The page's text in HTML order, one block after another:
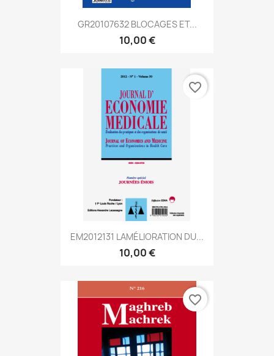
GR20107632 BLOCAGES ET...
10,00 €
EM2012131 LAMÉLIORATION DU...
10,00 €
favorite_border
favorite_border